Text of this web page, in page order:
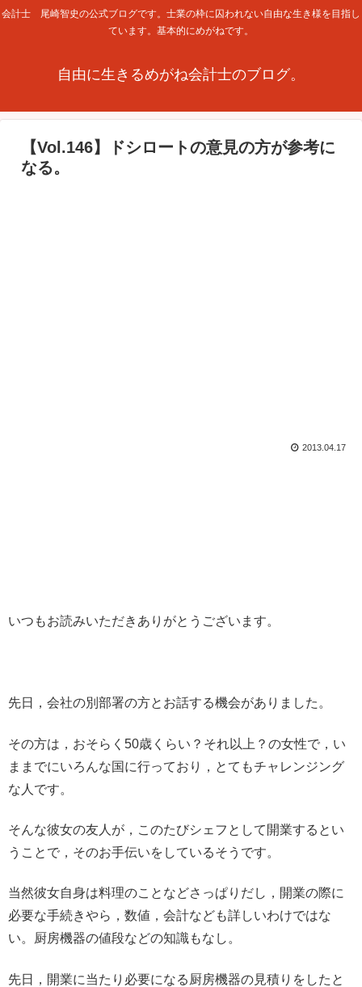
会計士 尾崎智史の公式ブログです。士業の枠に囚われない自由な生き様を目指し
ています。基本的にめがねです。
自由に生きるめがね会計士のブログ。
【Vol.146】ドシロートの意見の方が参考に
なる。
2013.04.17
いつもお読みいただきありがとうございます。
先日，会社の別部署の方とお話する機会がありました。
その方は，おそらく50歳くらい？それ以上？の女性で，い
ままでにいろんな国に行っており，とてもチャレンジング
な人です。
そんな彼女の友人が，このたびシェフとして開業するとい
うことで，そのお手伝いをしているそうです。
当然彼女自身は料理のことなどさっぱりだし，開業の際に
必要な手続きやら，数値，会計なども詳しいわけではな
い。厨房機器の値段などの知識もなし。
先日，開業に当たり必要になる厨房機器の見積りをしたと